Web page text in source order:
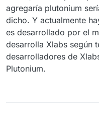
en ese caso me
entiendo
agregaría plutonium
dicho. Y actualmente
es desarrollado por el
desarrolla Xlabs según
desarrolladores de
Plutonium.